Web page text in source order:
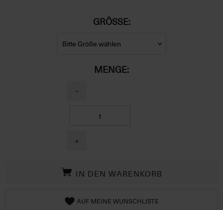
GRÖSSE:
MENGE:
−
+
IN DEN WARENKORB
AUF MEINE WUNSCHLISTE